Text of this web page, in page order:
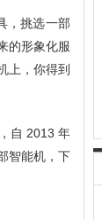
，挑选一部
的形象化服
上，你得到
自 2013 年
智能机，下